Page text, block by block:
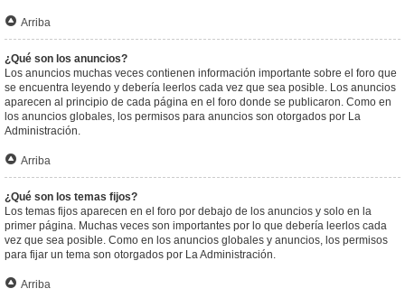
Arriba
¿Qué son los anuncios?
Los anuncios muchas veces contienen información importante sobre el foro que
se encuentra leyendo y debería leerlos cada vez que sea posible. Los anuncios
aparecen al principio de cada página en el foro donde se publicaron. Como en
los anuncios globales, los permisos para anuncios son otorgados por La
Administración.
Arriba
¿Qué son los temas fijos?
Los temas fijos aparecen en el foro por debajo de los anuncios y solo en la
primer página. Muchas veces son importantes por lo que debería leerlos cada
vez que sea posible. Como en los anuncios globales y anuncios, los permisos
para fijar un tema son otorgados por La Administración.
Arriba